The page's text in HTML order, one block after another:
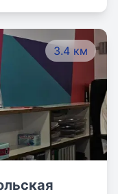
3.4 км